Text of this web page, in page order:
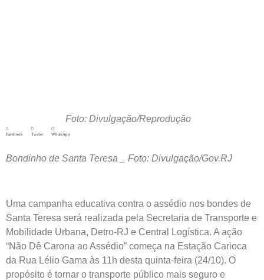
Foto: Divulgação/Reprodução
Facebook Twitter WhatsApp
Bondinho de Santa Teresa _ Foto: Divulgação/Gov.RJ
Uma campanha educativa contra o assédio nos bondes de
Santa Teresa será realizada pela Secretaria de Transporte e
Mobilidade Urbana, Detro-RJ e Central Logística. A ação
“Não Dê Carona ao Assédio” começa na Estação Carioca
da Rua Lélio Gama às 11h desta quinta-feira (24/10). O
propósito é tornar o transporte público mais seguro e